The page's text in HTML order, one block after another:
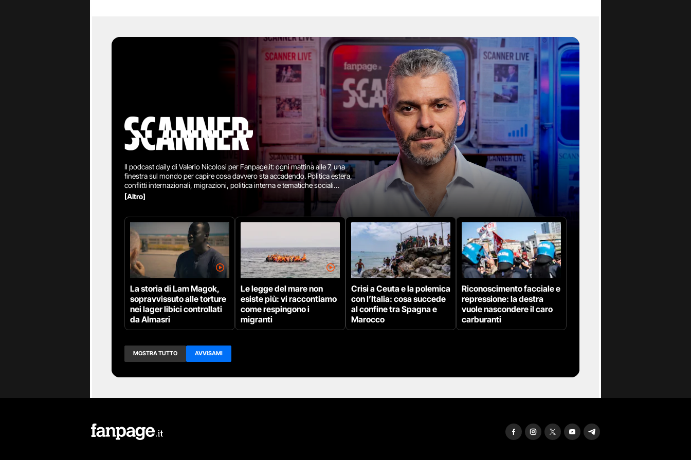
Il podcast daily di Valerio Nicolosi per Fanpage.it: ogni mattina alle 7, una
finestra sul mondo per capire cosa davvero sta accadendo. Politica estera,
conflitti internazionali, migrazioni, politica interna e tematiche sociali
raccontate dal giornalista con chiarezza e approfondimento. Con la voce di
esperti e reportage direttamente dal campo - Palestina, Ucraina,
Mediterraneo, Africa, Stati Uniti, America Latina e molto altro - SCANNER
porta le storie dove accadono, per offrirti ogni giorno un’informazione
completa, immediata e dal vivo.
[Altro]
La storia di Lam Magok,
sopravvissuto alle torture
nei lager libici controllati
da Almasri
Le legge del mare non
esiste più: vi raccontiamo
come respingono i
migranti
Crisi a Ceuta e la polemica
con l’Italia: cosa succede
al confine tra Spagna e
Marocco
Riconoscimento facciale e
repressione: la destra
vuole nascondere il caro
carburanti
MOSTRA TUTTO AVVISAMI